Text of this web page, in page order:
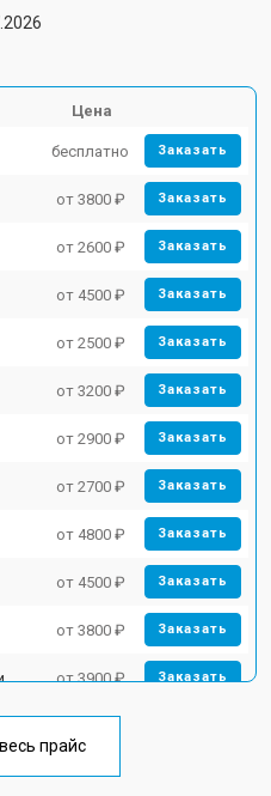
Цена
бесплатно Заказать
от 3800 ₽ Заказать
от 2600 ₽ Заказать
от 4500 ₽ Заказать
от 2500 ₽ Заказать
от 3200 ₽ Заказать
от 2900 ₽ Заказать
от 2700 ₽ Заказать
от 4800 ₽ Заказать
от 4500 ₽ Заказать
от 3800 ₽ Заказать
от 3900 ₽ Заказать
прайс